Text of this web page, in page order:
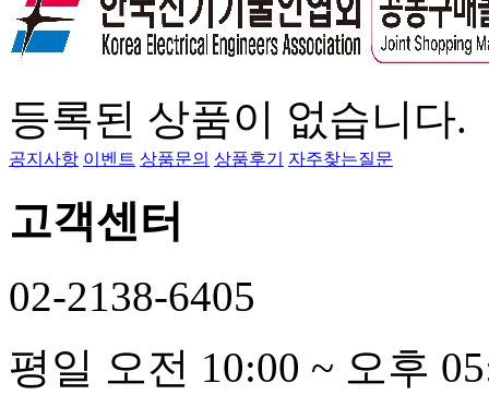
등록된 상품이 없습니다.
공지사항 이벤트 상품문의 상품후기 자주찾는질문
고객센터
02-2138-6405
평일 오전 10:00 ~ 오후